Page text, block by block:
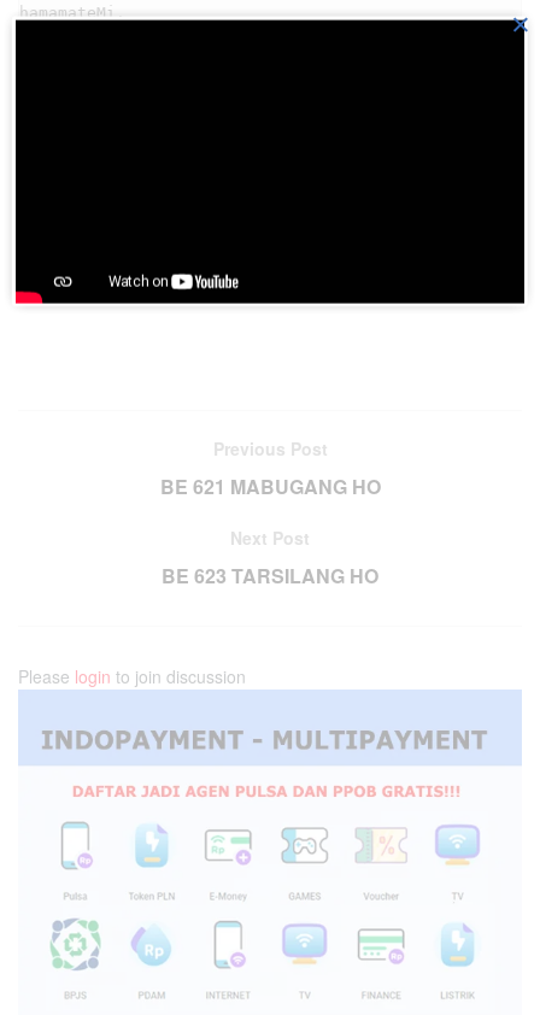
Previous Post
BE 621 MABUGANG HO
Next Post
BE 623 TARSILANG HO
Please login to join discussion
×